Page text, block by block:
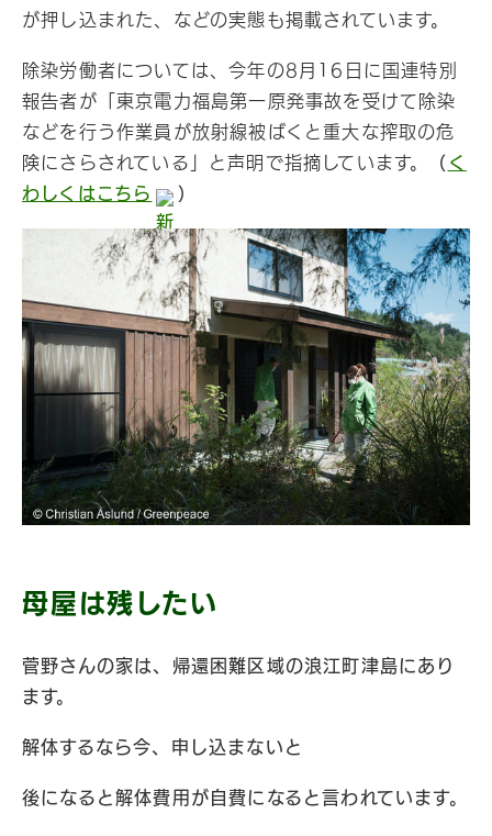
が押し込まれた、などの実態も掲載されています。
除染労働者については、今年の8月16日に国連特別
報告者が「東京電力福島第一原発事故を受けて除染
などを行う作業員が放射線被ばくと重大な搾取の危
険にさらされている」と声明で指摘しています。
（ く
わしくはこちら
）
母屋は残したい
菅野さんの家は、帰還困難区域の浪江町津島にあり
ます。
解体するなら今、申し込まないと
後になると解体費用が自費になると言われています。